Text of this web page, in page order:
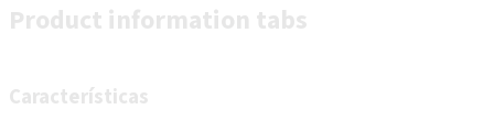
Product information tabs
Características